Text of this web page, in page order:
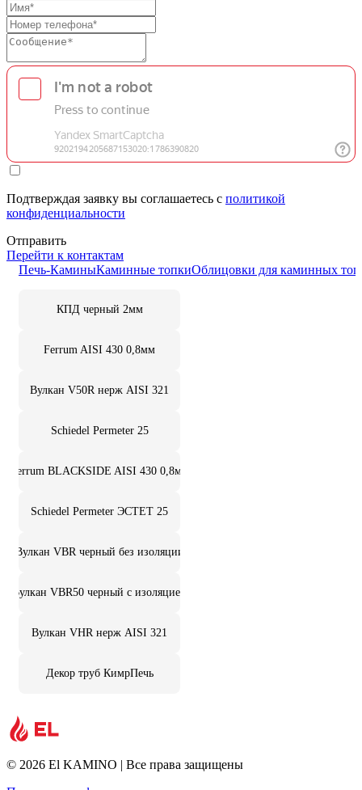
Подтверждая заявку вы соглашаетесь с политикой
конфиденциальности
Отправить
Перейти к контактам
Печь-КаминыКаминные топкиОблицовки для каминных
КПД черный 2мм
Ferrum AISI 430 0,8мм
Вулкан V50R нерж AISI 321
Schiedel Permeter 25
Ferrum BLACKSIDE AISI 430 0,8мм
Schiedel Permeter ЭСТЕТ 25
Вулкан VBR черный без изоляции
Вулкан VBR50 черный с изоляцией
Вулкан VHR нерж AISI 321
Декор труб КимрПечь
© 2026 El KAMINO | Все права защищены